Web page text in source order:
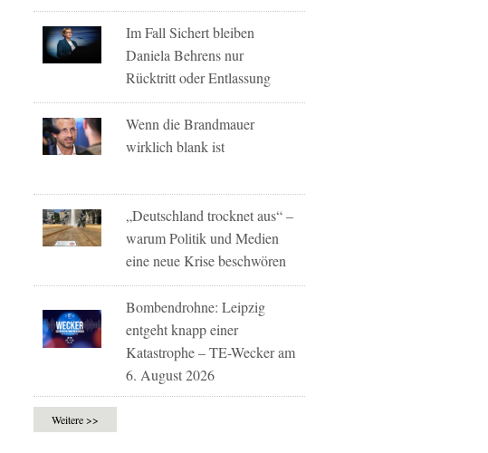
Im Fall Sichert bleiben
Daniela Behrens nur
Rücktritt oder Entlassung
Wenn die Brandmauer
wirklich blank ist
„Deutschland trocknet aus“ –
warum Politik und Medien
eine neue Krise beschwören
Bombendrohne: Leipzig
entgeht knapp einer
Katastrophe – TE-Wecker am
6. August 2026
Weitere >>